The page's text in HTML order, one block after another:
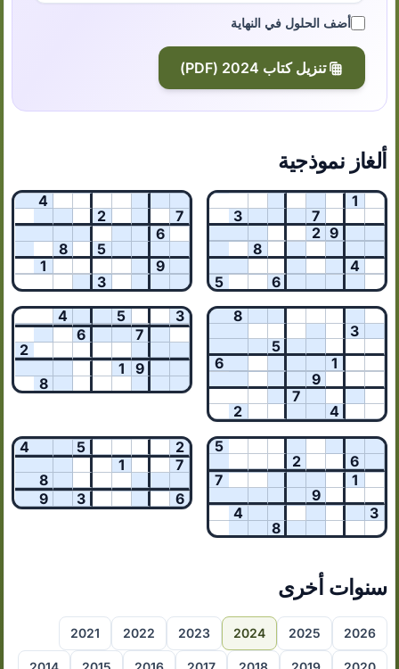
أضف الحلول في النهاية
تنزيل كتاب 2024 (PDF)
ألغاز نموذجية
1
7
3
9
2
8
4
6
5
4
7
2
6
5
8
9
1
3
8
3
5
1
6
9
7
4
2
3
5
4
7
6
2
9
1
8
5
6
2
1
7
9
3
4
8
2
5
4
7
1
8
6
3
9
سنوات أخرى
2026
2025
2024
2023
2022
2021